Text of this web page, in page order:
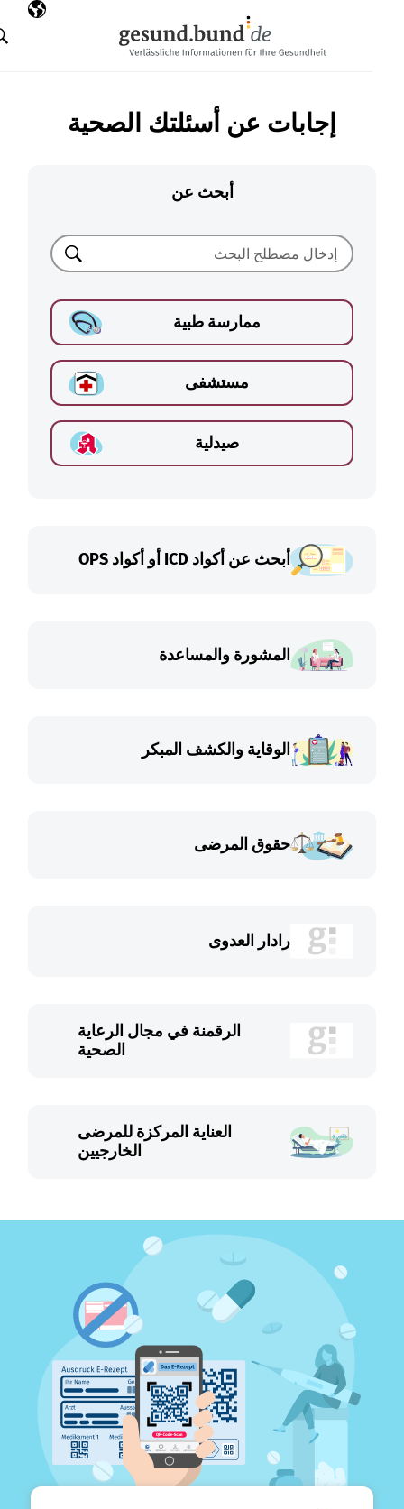
اللغة
البحث
إجابات عن أسئلتك الصحية
أبحث عن
ممارسة طبية
مستشفى
صيدلية
أبحث عن أكواد ICD أو أكواد OPS
المشورة والمساعدة
الوقاية والكشف المبكر
حقوق المرضى
رادار العدوى
الرقمنة في مجال الرعاية
الصحية
العناية المركزة للمرضى
الخارجيين